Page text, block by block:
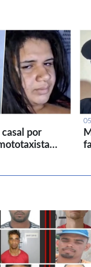
casal por